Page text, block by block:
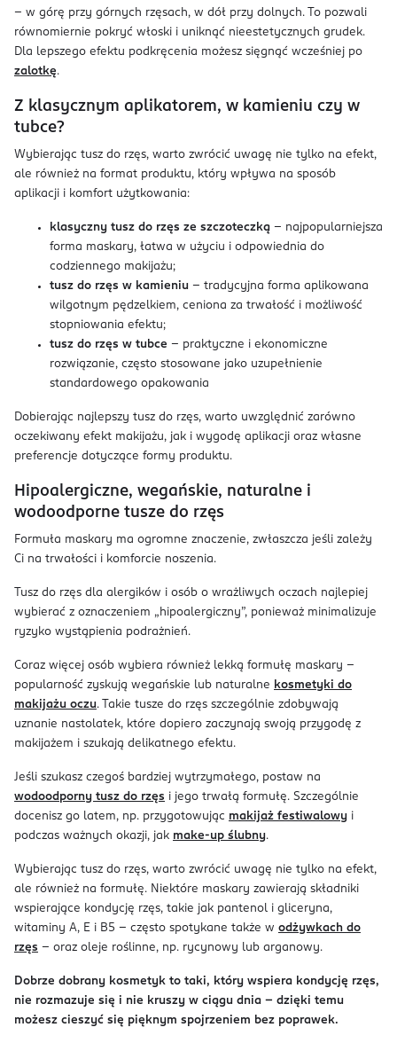
– w górę przy górnych rzęsach, w dół przy dolnych. To pozwali
równomiernie pokryć włoski i uniknąć nieestetycznych grudek.
Dla lepszego efektu podkręcenia możesz sięgnąć wcześniej po
zalotkę.
Z klasycznym aplikatorem, w kamieniu czy w
tubce?
Wybierając tusz do rzęs, warto zwrócić uwagę nie tylko na efekt,
ale również na format produktu, który wpływa na sposób
aplikacji i komfort użytkowania:
klasyczny tusz do rzęs ze szczoteczką – najpopularniejsza
forma maskary, łatwa w użyciu i odpowiednia do
codziennego makijażu;
tusz do rzęs w kamieniu – tradycyjna forma aplikowana
wilgotnym pędzelkiem, ceniona za trwałość i możliwość
stopniowania efektu;
tusz do rzęs w tubce – praktyczne i ekonomiczne
rozwiązanie, często stosowane jako uzupełnienie
standardowego opakowania
Dobierając najlepszy tusz do rzęs, warto uwzględnić zarówno
oczekiwany efekt makijażu, jak i wygodę aplikacji oraz własne
preferencje dotyczące formy produktu.
Hipoalergiczne, wegańskie, naturalne i
wodoodporne tusze do rzęs
Formuła maskary ma ogromne znaczenie, zwłaszcza jeśli zależy
Ci na trwałości i komforcie noszenia.
Tusz do rzęs dla alergików i osób o wrażliwych oczach najlepiej
wybierać z oznaczeniem „hipoalergiczny”, ponieważ minimalizuje
ryzyko wystąpienia podrażnień.
Coraz więcej osób wybiera również lekką formułę maskary -
popularność zyskują wegańskie lub naturalne kosmetyki do
makijażu oczu. Takie tusze do rzęs szczególnie zdobywają
uznanie nastolatek, które dopiero zaczynają swoją przygodę z
makijażem i szukają delikatnego efektu.
Jeśli szukasz czegoś bardziej wytrzymałego, postaw na
wodoodporny tusz do rzęs i jego trwałą formułę. Szczególnie
docenisz go latem, np. przygotowując makijaż festiwalowy i
podczas ważnych okazji, jak make-up ślubny.
Wybierając tusz do rzęs, warto zwrócić uwagę nie tylko na efekt,
ale również na formułę. Niektóre maskary zawierają składniki
wspierające kondycję rzęs, takie jak pantenol i gliceryna,
witaminy A, E i B5 – często spotykane także w odżywkach do
rzęs – oraz oleje roślinne, np. rycynowy lub arganowy.
Dobrze dobrany kosmetyk to taki, który wspiera kondycję rzęs,
nie rozmazuje się i nie kruszy w ciągu dnia – dzięki temu
możesz cieszyć się pięknym spojrzeniem bez poprawek.